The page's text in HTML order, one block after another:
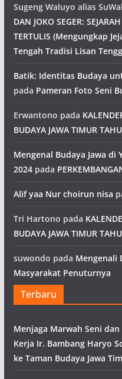
Sugeng Waluyo alias
DAN JOKO SEGER:
TERTULIS (Mengungkap
Tengah Tradisi Lisan
Batik: Identitas Budaya
pada Pameran Foto Seni
Erwantono pada
BUDAYA JAWA TIMUR
Mengenal Budaya Jawa di
2024pada
Alif yaa Nur choirun nisa
Tri Hartono pada
BUDAYA JAWA TIMUR
suwondo pada Mengenali
Masyarakat Penuturnya
Terbaru
Menjaga Marwah Seni
Kerja Ir. Bambang Haryo
ke Taman Budaya Jawa